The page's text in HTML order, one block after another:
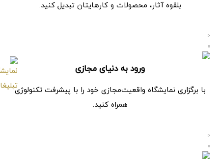
بلقوه آثار، محصولات و کارهایتان تبدیل کنید.
ورود به دنیای مجازی
با برگزاری نمایشگاه واقعیت‌مجازی خود را با پیشرفت تکنولوژی
همراه کنید.